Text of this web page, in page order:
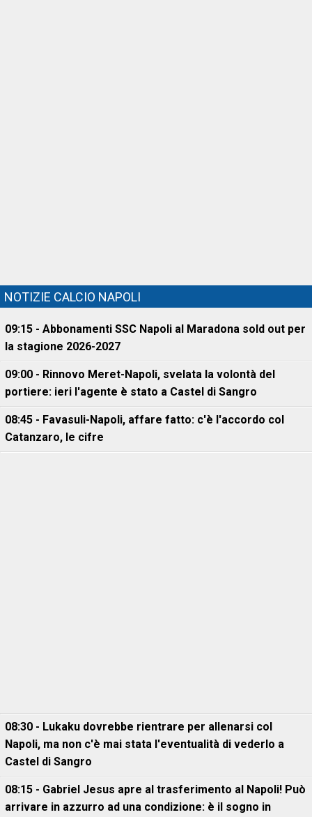
NOTIZIE CALCIO NAPOLI
09:15 - Abbonamenti SSC Napoli al Maradona sold out per
la stagione 2026-2027
09:00 - Rinnovo Meret-Napoli, svelata la volontà del
portiere: ieri l'agente è stato a Castel di Sangro
08:45 - Favasuli-Napoli, affare fatto: c'è l'accordo col
Catanzaro, le cifre
08:30 - Lukaku dovrebbe rientrare per allenarsi col
Napoli, ma non c'è mai stata l'eventualità di vederlo a
Castel di Sangro
08:15 - Gabriel Jesus apre al trasferimento al Napoli! Può
arrivare in azzurro ad una condizione: è il sogno in